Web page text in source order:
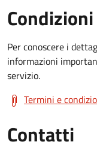
Per conoscere i
informazioni
servizio.
Termini e
Contatti